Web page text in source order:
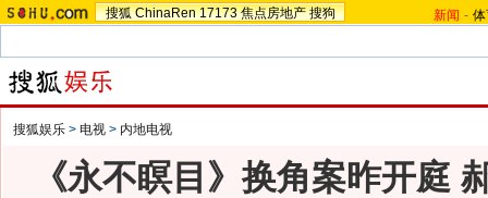
搜狐 ChinaRen 17173 焦点房地产 搜狗 新闻 -
搜狐娱乐 > 电视 > 内地电视
《永不瞑目》换角案昨开庭